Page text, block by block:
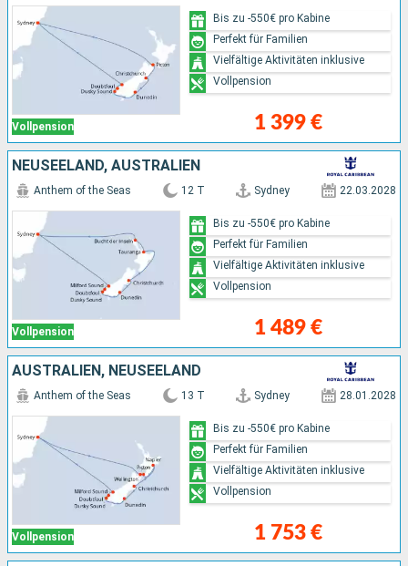
Vollpension 1 399 €
Bis zu -550€ pro Kabine
Perfekt für Familien
Vielfältige Aktivitäten inklusive
Vollpension
NEUSEELAND, AUSTRALIEN
Vollpension
Anthem of the Seas 12 T Sydney 22.03.2028
1 489 €
Bis zu -550€ pro Kabine
Perfekt für Familien
Vielfältige Aktivitäten inklusive
Vollpension
AUSTRALIEN, NEUSEELAND
Vollpension
Anthem of the Seas 13 T Sydney 28.01.2028
1 753 €
Bis zu -550€ pro Kabine
Perfekt für Familien
Vielfältige Aktivitäten inklusive
Vollpension